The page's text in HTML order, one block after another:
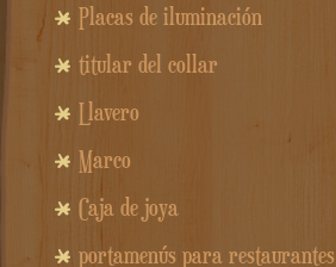
Placas de iluminación
titular del collar
Llavero
Marco
Caja de joya
portamenús para restaurantes